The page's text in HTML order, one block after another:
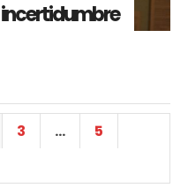
incertidumbre
3 …
5